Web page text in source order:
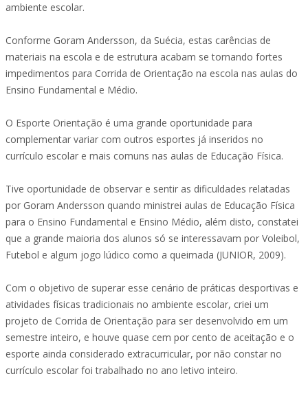
ambiente escolar.
Conforme Goram Andersson, da Suécia, estas carências de
materiais na escola e de estrutura acabam se tornando fortes
impedimentos para Corrida de Orientação na escola nas aulas do
Ensino Fundamental e Médio.
O Esporte Orientação é uma grande oportunidade para
complementar variar com outros esportes já inseridos no
currículo escolar e mais comuns nas aulas de Educação Física.
Tive oportunidade de observar e sentir as dificuldades relatadas
por Goram Andersson quando ministrei aulas de Educação Física
para o Ensino Fundamental e Ensino Médio, além disto, constatei
que a grande maioria dos alunos só se interessavam por Voleibol,
Futebol e algum jogo lúdico como a queimada (JUNIOR, 2009).
Com o objetivo de superar esse cenário de práticas desportivas e
atividades físicas tradicionais no ambiente escolar, criei um
projeto de Corrida de Orientação para ser desenvolvido em um
semestre inteiro, e houve quase cem por cento de aceitação e o
esporte ainda considerado extracurricular, por não constar no
currículo escolar foi trabalhado no ano letivo inteiro.